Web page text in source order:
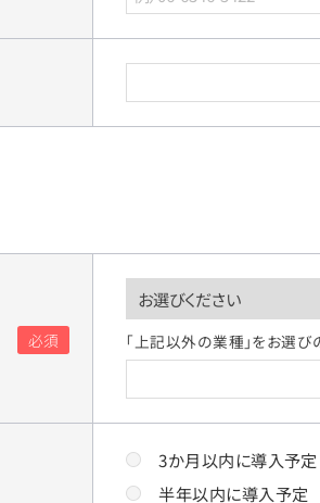
「上記以外の業種」をお選び
3か月以内に導入予定
半年以内に導入予定